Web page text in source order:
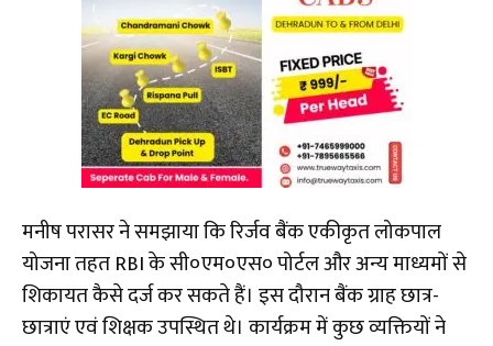
मनीष परासर ने समझाया कि रिर्जव बैंक एकीकृत लोकपाल
योजना तहत RBI के सी०एम०एस० पोर्टल और अन्य माध्यमों से
शिकायत कैसे दर्ज कर सकते हैं। इस दौरान बैंक ग्राह छात्र-
छात्राएं एवं शिक्षक उपस्थित थे। कार्यक्रम में कुछ व्यक्तियों ने